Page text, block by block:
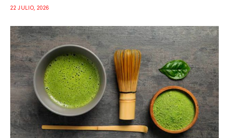
22 JULIO, 2026